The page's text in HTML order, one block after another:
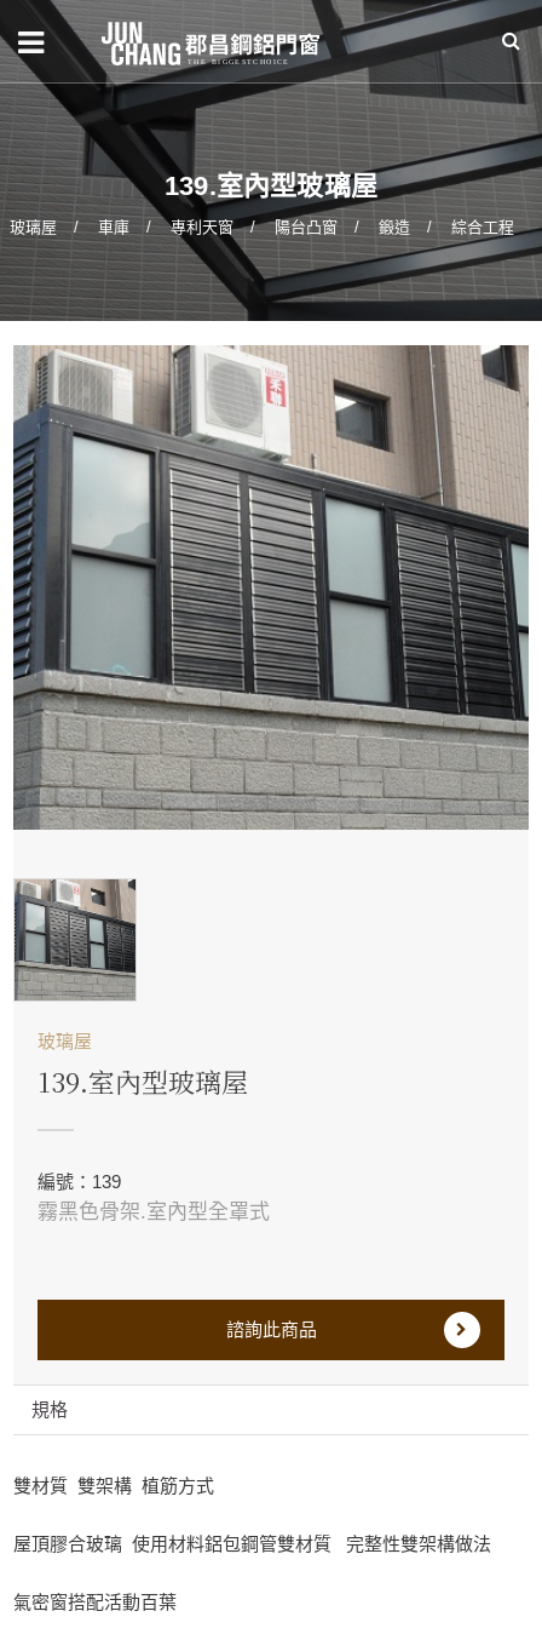
139.室內型玻璃屋
玻璃屋 車庫 專利天窗 陽台凸窗 鍛造 綜合工程
玻璃屋
139.室內型玻璃屋
編號：139
霧黑色骨架.室內型全罩式
諮詢此商品
規格
雙材質 雙架構 植筋方式
屋頂膠合玻璃 使用材料鋁包鋼管雙材質 完整性雙架構做法
氣密窗搭配活動百葉